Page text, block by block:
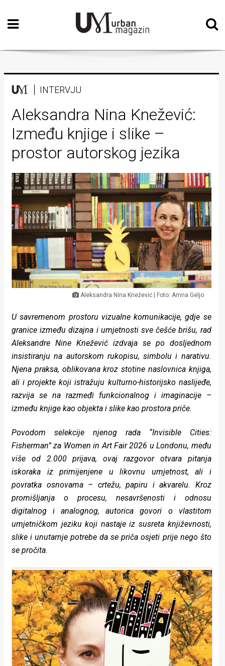
Početna
Vizualne
Teatar
Književnost
Muzika
Film
Intervju
Kolumne
Kultura
Lifestyle
Beauty
Fashion
Za
stolom
Život
pokretu
koje
rade
Places
Aktivizam
Aktuelnosti
About
Urban
Magazin
INTERVJU
Aleksandra Nina Knežević:
Između knjige i slike –
prostor autorskog jezika
Aleksandra Nina Knežević | Foto: Amna Geljo
U savremenom prostoru vizualne komunikacije, gdje se
granice između dizajna i umjetnosti sve češće brišu, rad
Aleksandre Nine Knežević izdvaja se po dosljednom
insistiranju na autorskom rukopisu, simbolu i narativu.
Njena praksa, oblikovana kroz stotine naslovnica knjiga,
ali i projekte koji istražuju kulturno-historijsko naslijeđe,
razvija se na razmeđi funkcionalnog i imaginacije –
između knjige kao objekta i slike kao prostora priče.
Povodom selekcije njenog rada “Invisible Cities:
Fisherman” za Women in Art Fair 2026 u Londonu, među
više od 2.000 prijava, ovaj razgovor otvara pitanja
iskoraka iz primijenjene u likovnu umjetnost, ali i
povratka osnovama – crtežu, papiru i akvarelu. Kroz
promišljanja o procesu, nesavršenosti i odnosu
digitalnog i analognog, autorica govori o vlastitom
umjetničkom jeziku koji nastaje iz susreta književnosti,
slike i unutarnje potrebe da se priča osjeti prije nego što
se pročita.